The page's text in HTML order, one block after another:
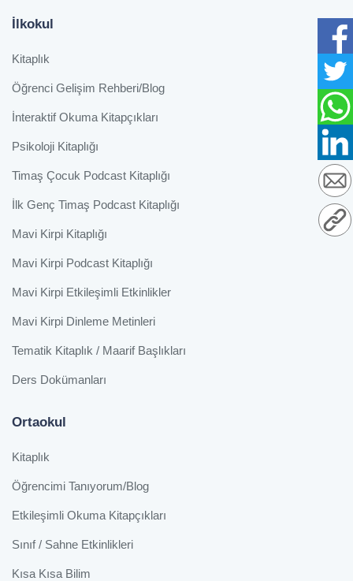
İlkokul
Kitaplık
Öğrenci Gelişim Rehberi/Blog
İnteraktif Okuma Kitapçıkları
Psikoloji Kitaplığı
Timaş Çocuk Podcast Kitaplığı
İlk Genç Timaş Podcast Kitaplığı
Mavi Kirpi Kitaplığı
Mavi Kirpi Podcast Kitaplığı
Mavi Kirpi Etkileşimli Etkinlikler
Mavi Kirpi Dinleme Metinleri
Tematik Kitaplık / Maarif Başlıkları
Ders Dokümanları
Ortaokul
Kitaplık
Öğrencimi Tanıyorum/Blog
Etkileşimli Okuma Kitapçıkları
Sınıf / Sahne Etkinlikleri
Kısa Kısa Bilim